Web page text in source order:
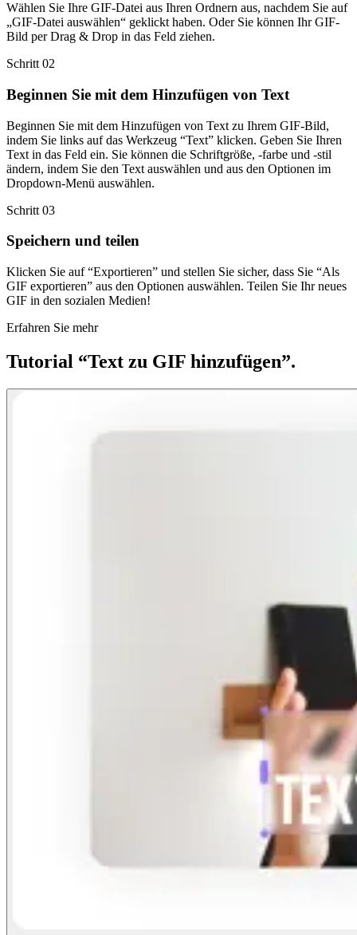
Wählen Sie Ihre GIF-Datei aus Ihren Ordnern aus, nachdem Sie auf
„GIF-Datei auswählen“ geklickt haben. Oder Sie können Ihr GIF-
Bild per Drag & Drop in das Feld ziehen.
Schritt 02
Beginnen Sie mit dem Hinzufügen von Text
Beginnen Sie mit dem Hinzufügen von Text zu Ihrem GIF-Bild,
indem Sie links auf das Werkzeug “Text” klicken. Geben Sie Ihren
Text in das Feld ein. Sie können die Schriftgröße, -farbe und -stil
ändern, indem Sie den Text auswählen und aus den Optionen im
Dropdown-Menü auswählen.
Schritt 03
Speichern und teilen
Klicken Sie auf “Exportieren” und stellen Sie sicher, dass Sie “Als
GIF exportieren” aus den Optionen auswählen. Teilen Sie Ihr neues
GIF in den sozialen Medien!
Erfahren Sie mehr
Tutorial “Text zu GIF hinzufügen”.